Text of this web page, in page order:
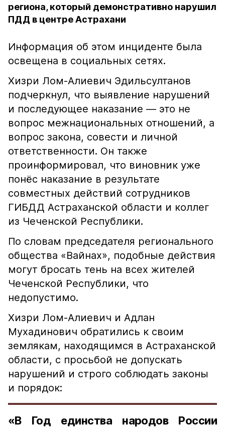
региона, который демонстративно нарушил
ПДД в центре Астрахани
Информация об этом инциденте была
освещена в социальных сетях.
Хизри Лом-Алиевич Эдильсултанов
подчеркнул, что выявление нарушений
и последующее наказание — это не
вопрос межнациональных отношений, а
вопрос закона, совести и личной
ответственности. Он также
проинформировал, что виновник уже
понёс наказание в результате
совместных действий сотрудников
ГИБДД Астраханской области и коллег
из Чеченской Республики.
По словам председателя регионального
общества «Вайнах», подобные действия
могут бросать тень на всех жителей
Чеченской Республики, что
недопустимо.
Хизри Лом-Алиевич и Адлан
Мухадинович обратились к своим
землякам, находящимся в Астраханской
области, с просьбой не допускать
нарушений и строго соблюдать законы
и порядок:
«В Год единства народов России